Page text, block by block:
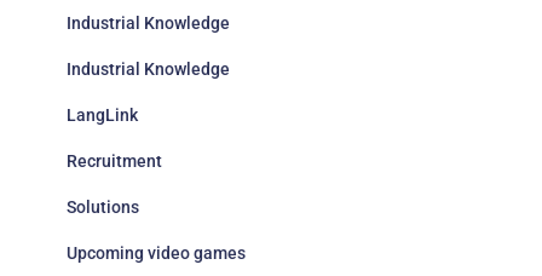
Industrial Knowledge
Industrial Knowledge
LangLink
Recruitment
Solutions
Upcoming video games